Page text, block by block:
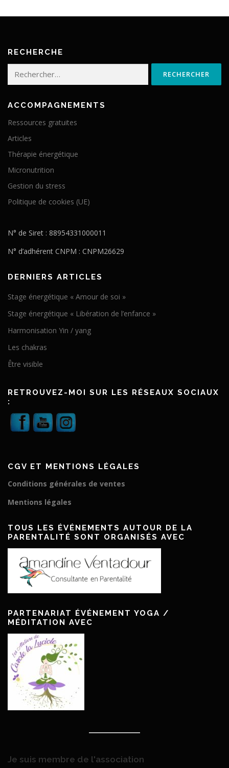
RECHERCHE
Rechercher :
ACCOMPAGNEMENTS
Ressources gratuites
Articles
Thérapie énergétique
Micronutrition
Gestion du stress
Politique de cookies (UE)
N° de Siret : 88954331000011
N° d’adhérent CNPM : CNPM26629
DERNIERS ARTICLES
Stage énergétique « Amour de soi »
Stage énergétique « Libération de l’enfance »
Harmonisation Yin / yang
Les chakras
Être visible
RETROUVEZ-MOI SUR LES RÉSEAUX SOCIAUX
:
CGV ET MENTIONS LÉGALES
Conditions générales de ventes
Mentions légales
TOUS LES ÉVÉNEMENTS AUTOUR DE LA
PARENTALITÉ SONT ORGANISÉS AVEC
PARTENARIAT ÉVÉNEMENT YOGA /
MÉDITATION AVEC
Je suis membre de l'association